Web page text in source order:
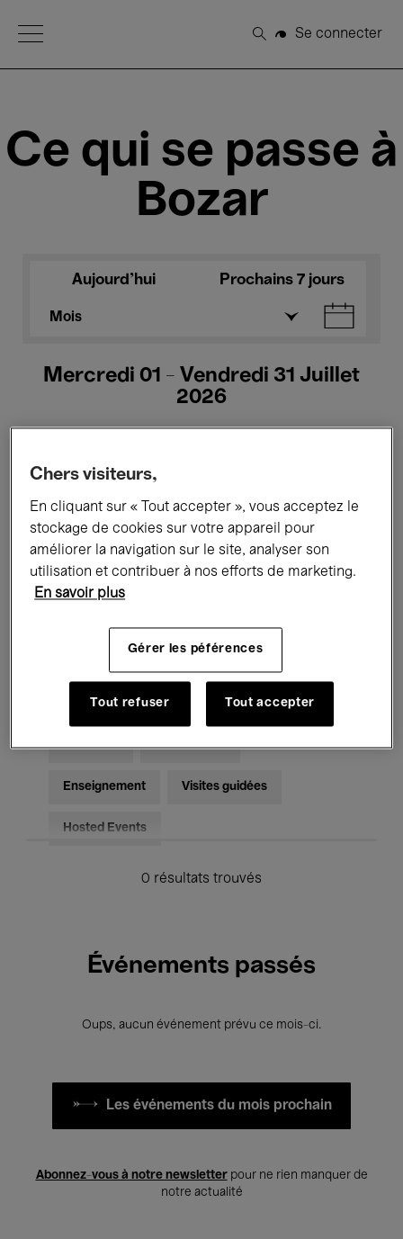
Open Menu
Rechercher
Se connecter
Ce qui se passe à
Bozar
Aujourd'hui Prochains 7 jours
Mois
Mercredi 01 - Vendredi 31 Juillet
2026
Tous les événements Concerts
Expositions Films Performances
Rencontres & Débats
Musique classique Global Music
Musique électronique
Pour tous Kids’ Palace
Enseignement Visites guidées
Hosted Events
0 résultats trouvés
Événements passés
Oups, aucun événement prévu ce mois-ci.
Les événements du mois prochain
Abonnez-vous à notre newsletterpour ne rien manquer de
notre actualité
Chers visiteurs,
En cliquant sur « Tout accepter », vous acceptez le
stockage de cookies sur votre appareil pour
améliorer la navigation sur le site, analyser son
utilisation et contribuer à nos efforts de marketing.
En savoir plus
Gérer les péférences
Tout refuser Tout accepter